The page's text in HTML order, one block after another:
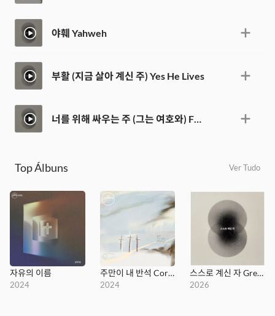
야훼 Yahweh
부활 (지금 살아 계신 주) Yes He Lives
Top Álbuns Ver Tudo
자유의 이름
2024
주만이 내 반석 Cornerstone
2024
스스로 계신 자 Great I AM
2026